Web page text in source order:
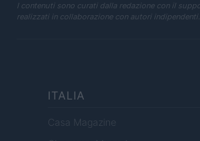
I contenuti sono curati dalla redazione con il
realizzati in collaborazione con autori indipendenti.
ITALIA
Casa Magazine